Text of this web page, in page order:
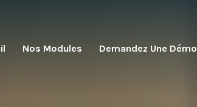
Nos Modules Demandez Une Démo